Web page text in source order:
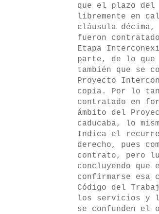
que el plazo
libremente en
cláusula
fueron
Etapa
parte, de lo que
también que se
Proyecto
copia. Por lo
contratado en
ámbito del
caducaba, lo
Indica el
derecho, pues
contrato, pero
concluyendo que
confirmarse esa
Código del
los servicios y
se confunden el